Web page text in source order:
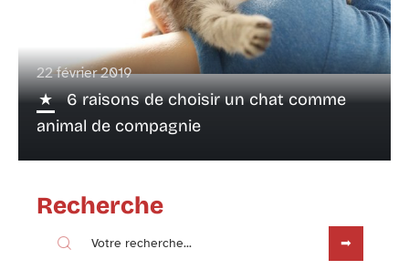
22 février 2019
6 raisons de choisir un chat comme
animal de compagnie
Recherche